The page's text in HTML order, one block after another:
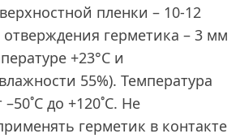
пленки – 10-12
отверждения герметика – 3 мм
+23°С и
55%). Температура
до +120˚С. Не
герметик в контакте